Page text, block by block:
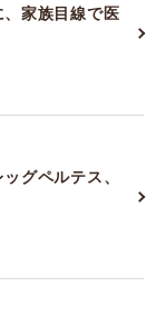
家族目線で医
グペルテス、